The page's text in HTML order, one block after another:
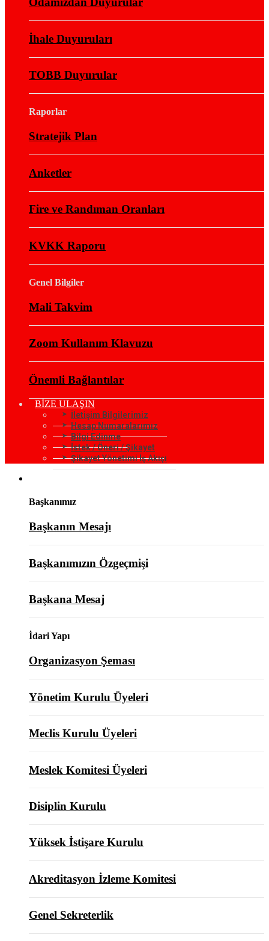
İhale Duyuruları
TOBB Duyurular
Raporlar
Stratejik Plan
Anketler
Fire ve Randıman Oranları
KVKK Raporu
Genel Bilgiler
Mali Takvim
Zoom Kullanım Klavuzu
Önemli Bağlantılar
BİZE ULAŞIN
İletişim Bilgilerimiz
Hesap Numaralarımız
Bilgi Edinme
İstek / Öneri / Şikayet
Şikayet Yönetimi İş Akışı
Başkanımız
Başkanın Mesajı
Başkanımızın Özgeçmişi
Başkana Mesaj
İdari Yapı
Organizasyon Şeması
Yönetim Kurulu Üyeleri
Meclis Kurulu Üyeleri
Meslek Komitesi Üyeleri
Disiplin Kurulu
Yüksek İstişare Kurulu
Akreditasyon İzleme Komitesi
Genel Sekreterlik